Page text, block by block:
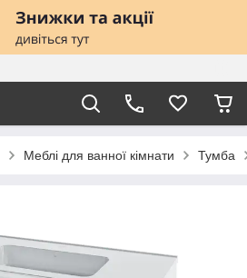
Меблі для ванної кімнати Тумба